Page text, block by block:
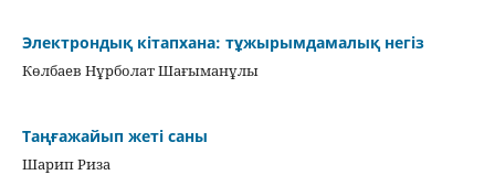
Электрондық кітапхана: тұжырымдамалық негіз
Көлбаев Нұрболат Шағыманұлы
Таңғажайып жеті саны
Шарип Риза